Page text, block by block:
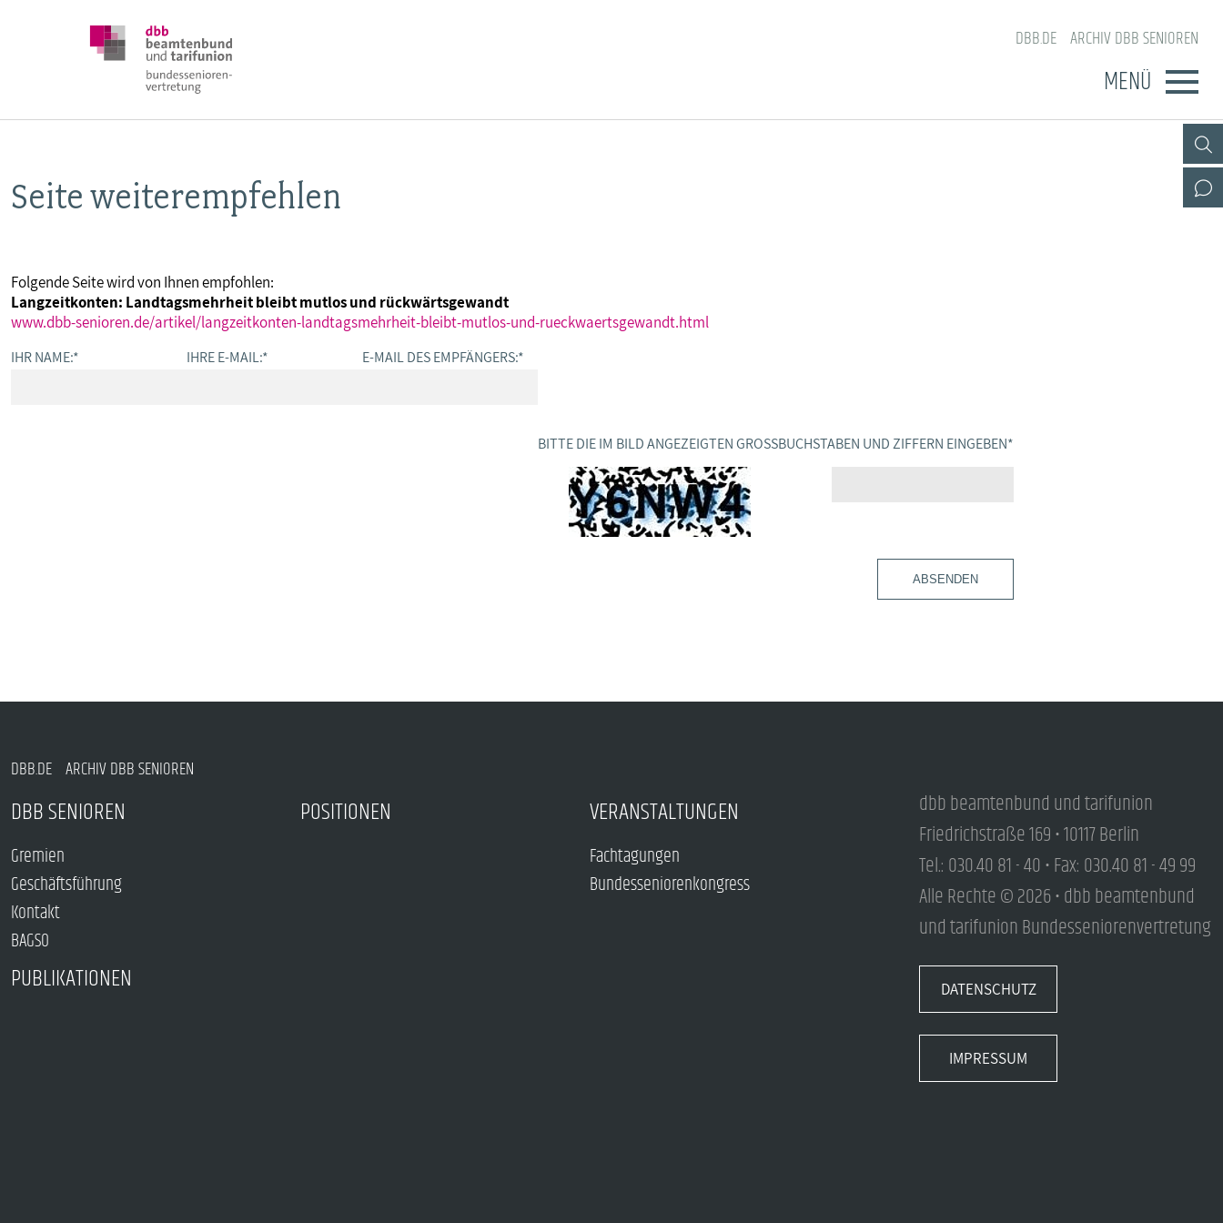
DBB.DE ARCHIV DBB SENIOREN
MENÜ
DBB SENIOREN
Geschäftsführung
VERANSTALTUNGEN
Bundesseniorenkongress
Seite weiterempfehlen
Folgende Seite wird von Ihnen empfohlen:
Langzeitkonten: Landtagsmehrheit bleibt mutlos und rückwärtsgewandt
www.dbb-senioren.de/artikel/langzeitkonten-landtagsmehrheit-bleibt-mutlos-und-rueckwaertsgewandt.html
IHR NAME:* IHRE E-MAIL:* E-MAIL DES EMPFÄNGERS:*
BITTE DIE IM BILD ANGEZEIGTEN GROSSBUCHSTABEN UND ZIFFERN EINGEBEN *
ABSENDEN
DBB.DE ARCHIV DBB SENIOREN
DBB SENIOREN
Gremien
Geschäftsführung
Kontakt
BAGSO
POSITIONEN VERANSTALTUNGEN
Fachtagungen
Bundesseniorenkongress
PUBLIKATIONEN
dbb beamtenbund und tarifunion
Friedrichstraße 169 • 10117 Berlin
Tel.: 030.40 81 - 40 • Fax: 030.40 81 - 49 99
Alle Rechte © 2026 • dbb beamtenbund
und tarifunion Bundesseniorenvertretung
DATENSCHUTZ
IMPRESSUM